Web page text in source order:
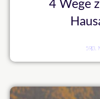
4 Wege
593.